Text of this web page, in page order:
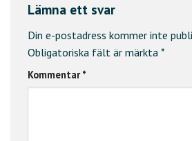
Lämna ett svar
Din e-postadress kommer inte
Obligatoriska fält är märkta *
Kommentar*